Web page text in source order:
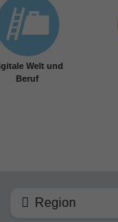
Welt und
Beruf
Region